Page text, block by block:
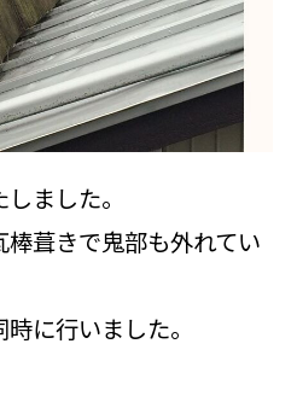
ました。
葺きで鬼部も外れてい
に行いました。